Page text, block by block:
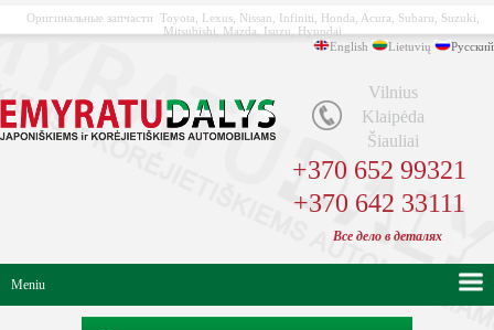
Оригинальные запчасти Toyota, Lexus, Nissan, Infiniti, Honda, Acura, Subaru, Suzuki,
Mitsubishi, Mazda, Isuzu, Hyundai
English
Lietuvių Русский
Vilnius
Klaipėda
Šiauliai
+370 652 99321
+370 642 33111
Bсе дело в деталях
Meniu